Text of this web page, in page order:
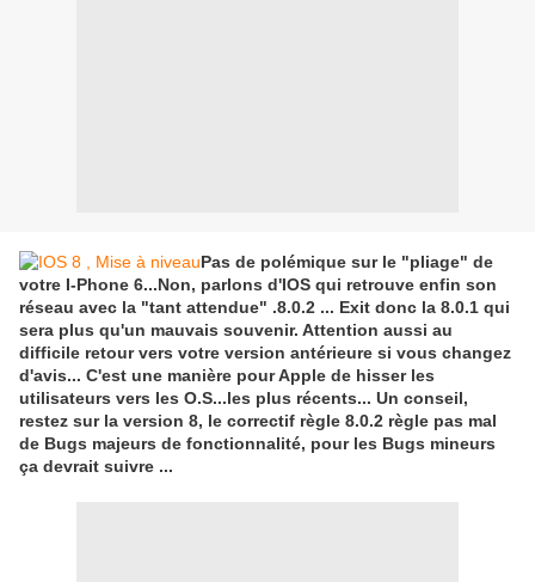
Pas de polémique sur le "pliage" de
votre I-Phone 6...Non, parlons d'IOS qui retrouve enfin son
réseau avec la "tant attendue" .8.0.2 ... Exit donc la 8.0.1 qui
sera plus qu'un mauvais souvenir. Attention aussi au
difficile retour vers votre version antérieure si vous changez
d'avis... C'est une manière pour Apple de hisser les
utilisateurs vers les O.S...les plus récents... Un conseil,
restez sur la version 8, le correctif règle 8.0.2 règle pas mal
de Bugs majeurs de fonctionnalité, pour les Bugs mineurs
ça devrait suivre ...